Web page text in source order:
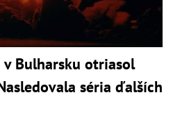
Bulharsku otriasol
séria ďalších